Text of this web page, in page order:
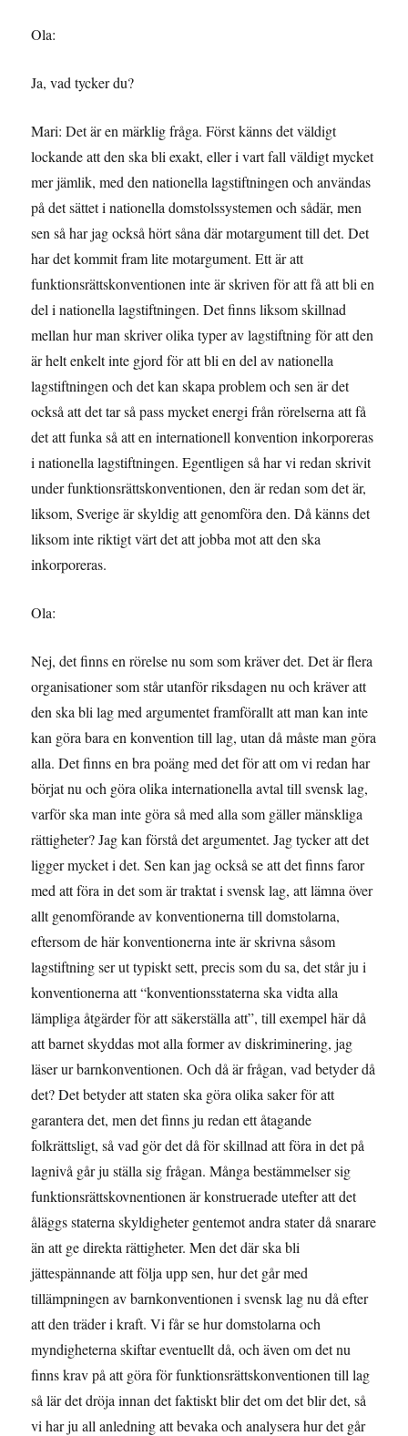
Ola:
Ja, vad tycker du?
Mari: Det är en märklig fråga. Först känns det väldigt
lockande att den ska bli exakt, eller i vart fall väldigt mycket
mer jämlik, med den nationella lagstiftningen och användas
på det sättet i nationella domstolssystemen och sådär, men
sen så har jag också hört såna där motargument till det. Det
har det kommit fram lite motargument. Ett är att
funktionsrättskonventionen inte är skriven för att få att bli en
del i nationella lagstiftningen. Det finns liksom skillnad
mellan hur man skriver olika typer av lagstiftning för att den
är helt enkelt inte gjord för att bli en del av nationella
lagstiftningen och det kan skapa problem och sen är det
också att det tar så pass mycket energi från rörelserna att få
det att funka så att en internationell konvention inkorporeras
i nationella lagstiftningen. Egentligen så har vi redan skrivit
under funktionsrättskonventionen, den är redan som det är,
liksom, Sverige är skyldig att genomföra den. Då känns det
liksom inte riktigt värt det att jobba mot att den ska
inkorporeras.
Ola:
Nej, det finns en rörelse nu som som kräver det. Det är flera
organisationer som står utanför riksdagen nu och kräver att
den ska bli lag med argumentet framförallt att man kan inte
kan göra bara en konvention till lag, utan då måste man göra
alla. Det finns en bra poäng med det för att om vi redan har
börjat nu och göra olika internationella avtal till svensk lag,
varför ska man inte göra så med alla som gäller mänskliga
rättigheter? Jag kan förstå det argumentet. Jag tycker att det
ligger mycket i det. Sen kan jag också se att det finns faror
med att föra in det som är traktat i svensk lag, att lämna över
allt genomförande av konventionerna till domstolarna,
eftersom de här konventionerna inte är skrivna såsom
lagstiftning ser ut typiskt sett, precis som du sa, det står ju i
konventionerna att “konventionsstaterna ska vidta alla
lämpliga åtgärder för att säkerställa att”, till exempel här då
att barnet skyddas mot alla former av diskriminering, jag
läser ur barnkonventionen. Och då är frågan, vad betyder då
det? Det betyder att staten ska göra olika saker för att
garantera det, men det finns ju redan ett åtagande
folkrättsligt, så vad gör det då för skillnad att föra in det på
lagnivå går ju ställa sig frågan. Många bestämmelser sig
funktionsrättskovnentionen är konstruerade utefter att det
åläggs staterna skyldigheter gentemot andra stater då snarare
än att ge direkta rättigheter. Men det där ska bli
jättespännande att följa upp sen, hur det går med
tillämpningen av barnkonventionen i svensk lag nu då efter
att den träder i kraft. Vi får se hur domstolarna och
myndigheterna skiftar eventuellt då, och även om det nu
finns krav på att göra för funktionsrättskonventionen till lag
så lär det dröja innan det faktiskt blir det om det blir det, så
vi har ju all anledning att bevaka och analysera hur det går